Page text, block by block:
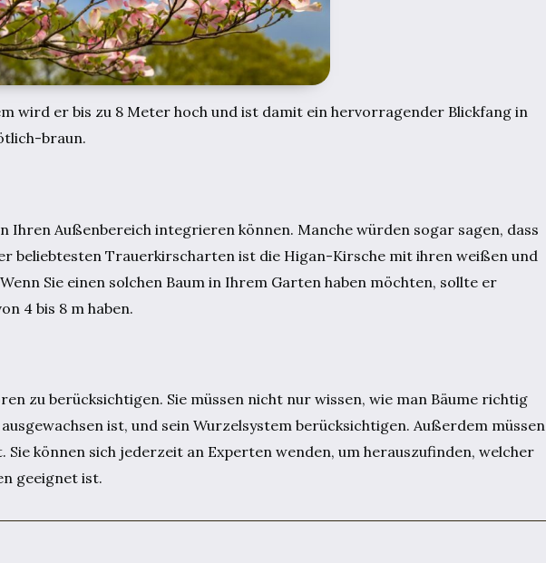
wird er bis zu 8 Meter hoch und ist damit ein hervorragender Blickfang in
braun.
Ihren Außenbereich integrieren können. Manche würden sogar sagen, dass
beliebtesten Trauerkirscharten ist die Higan-Kirsche mit ihren weißen und
Sie einen solchen Baum in Ihrem Garten haben möchten, sollte er
4 bis 8 m haben.
zu berücksichtigen. Sie müssen nicht nur wissen, wie man Bäume richtig
ist, und sein Wurzelsystem berücksichtigen. Außerdem müssen
Sie können sich jederzeit an Experten wenden, um herauszufinden, welcher
geeignet ist.